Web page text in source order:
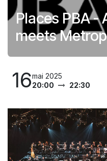
Places PBA -
meets
16mai 2025
20:00
22:30